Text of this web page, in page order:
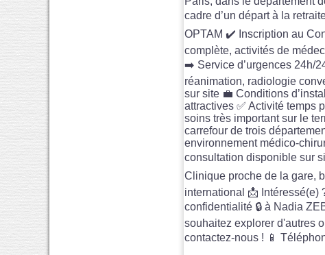
cadre d’un départ à la
OPTAM ✔️ Inscription au
complète, activités de
➡️ Service d’urgences 24h/
réanimation, radiologie
sur site 💼 Conditions
attractives ✅ Activité temps
soins très important sur le
carrefour de trois
environnement
consultation disponible sur
Clinique proche de la gare,
international 📩 Intéressé(e)
confidentialité 🔒 à Nadia
souhaitez explorer d'autres
contactez-nous ! 📱